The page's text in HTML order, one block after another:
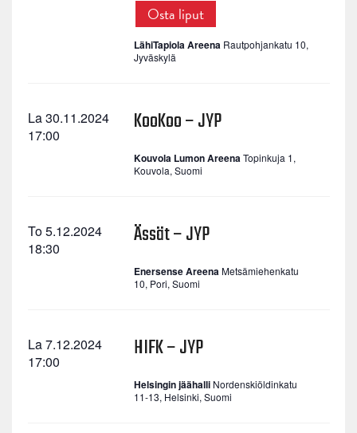
Osta liput
LähiTapiola Areena Rautpohjankatu 10,
Jyväskylä
La 30.11.2024
17:00
KooKoo – JYP
Kouvola Lumon AreenaTopinkuja 1,
Kouvola, Suomi
To 5.12.2024
18:30
Ässät – JYP
Enersense AreenaMetsämiehenkatu
10, Pori, Suomi
La 7.12.2024
17:00
HIFK – JYP
Helsingin jäähalli Nordenskiöldinkatu
11-13, Helsinki, Suomi